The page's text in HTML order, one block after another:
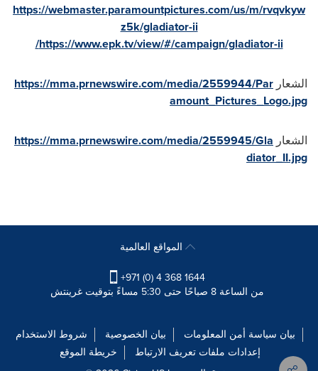
https://webmaster.paramountpictures.com/us/m/rvqvkyw
z5k/gladiator-ii
https://www.epk.tv/view/#/campaign/gladiator-ii
/
الشعار https://mma.prnewswire.com/media/2559944/Par
amount_Pictures_Logo.jpg
الشعار https://mma.prnewswire.com/media/2559945/Gla
diator_II.jpg
+971 (0) 4 368 1644
من الساعة 8 صباحًا حتى 5:30 مساءً بتوقيت غرينتش
شروط الاستخدام بيان الخصوصية
بيان سياسة أمن المعلومات
خريطة الموقع
إعدادات ملفات تعريف الارتباط